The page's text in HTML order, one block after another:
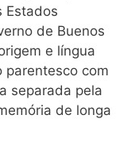
Estados
de Buenos
e língua
parentesco com
separada pela
de longa